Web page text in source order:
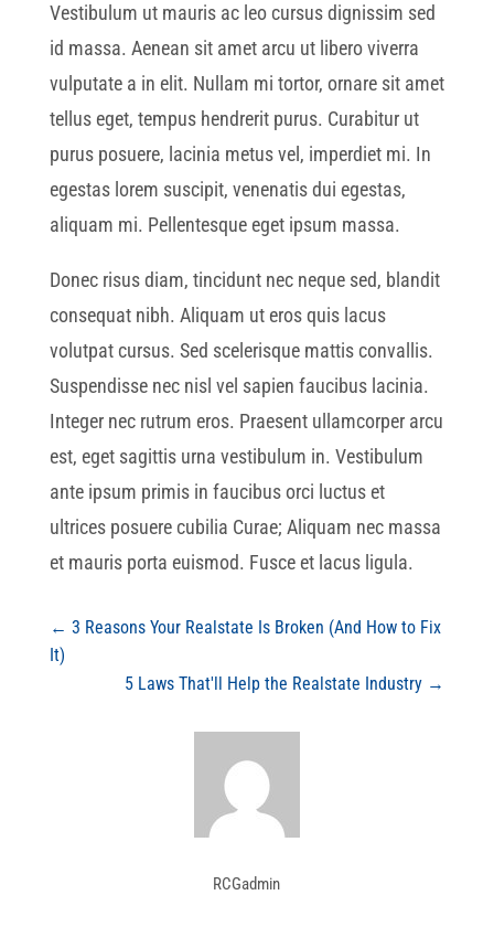
Vestibulum ut mauris ac leo cursus dignissim sed
id massa. Aenean sit amet arcu ut libero viverra
vulputate a in elit. Nullam mi tortor, ornare sit amet
tellus eget, tempus hendrerit purus. Curabitur ut
purus posuere, lacinia metus vel, imperdiet mi. In
egestas lorem suscipit, venenatis dui egestas,
aliquam mi. Pellentesque eget ipsum massa.
Donec risus diam, tincidunt nec neque sed, blandit
consequat nibh. Aliquam ut eros quis lacus
volutpat cursus. Sed scelerisque mattis convallis.
Suspendisse nec nisl vel sapien faucibus lacinia.
Integer nec rutrum eros. Praesent ullamcorper arcu
est, eget sagittis urna vestibulum in. Vestibulum
ante ipsum primis in faucibus orci luctus et
ultrices posuere cubilia Curae; Aliquam nec massa
et mauris porta euismod. Fusce et lacus ligula.
← 3 Reasons Your Realstate Is Broken (And How to Fix
It)
5 Laws That'll Help the Realstate Industry →
RCGadmin